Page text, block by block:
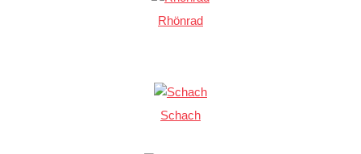
Rhönrad
Schach